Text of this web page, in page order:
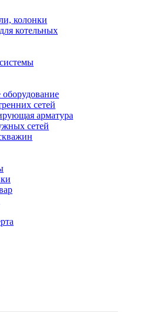
колонки
котельных
сетей
арматура
сетей